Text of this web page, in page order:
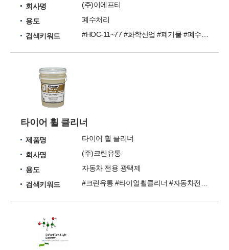
회사명
(주)이에프티
용도
폐수처리
검색키워드
타이어 휠 클리너
제품명
타이어 휠 클리너
회사명
(주)크린유통
용도
자동차 전용 광택제
검색키워드